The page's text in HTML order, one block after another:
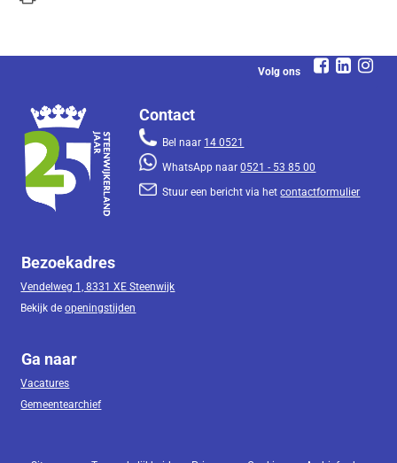
Volg ons
Contact
Bel naar 14 0521
WhatsApp naar0521 - 53 85 00
Stuur een bericht via hetcontactformulier
Bezoekadres
Vendelweg 1, 8331 XE Steenwijk
Bekijk deopeningstijden
Ga naar
Vacatures
Gemeentearchief